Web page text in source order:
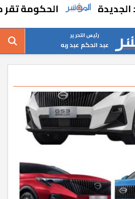
الحكومة تقر مسانده
رئيس التحرير
عبد الحكم عبد ربه